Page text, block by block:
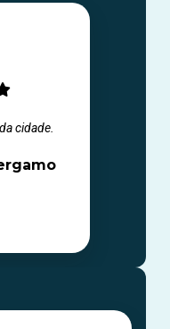
cidade.